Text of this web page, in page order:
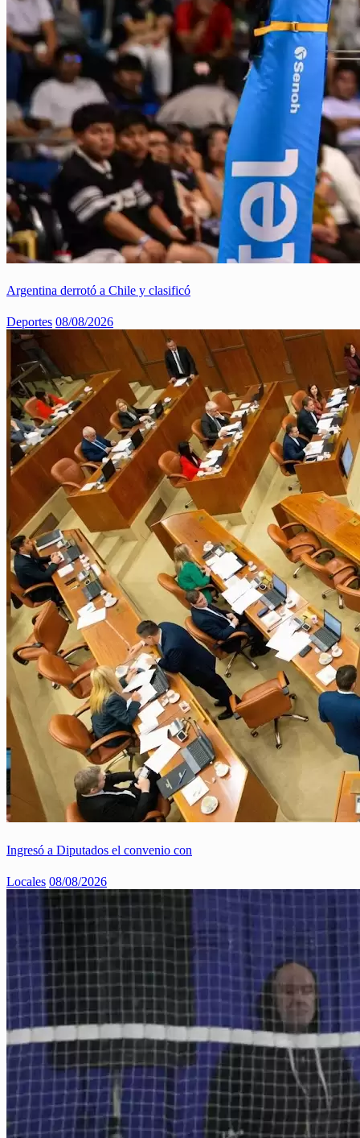
Argentina derrotó a Chile y clasificó
Deportes 08/08/2026
Ingresó a Diputados el convenio con
Locales 08/08/2026